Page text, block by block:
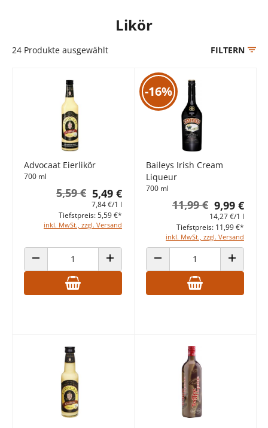
Likör
24 Produkte ausgewählt FILTERN
Advocaat Eierlikör
700 ml
5,49 €
5,59 €
7,84 €/1 l
inkl. MwSt., zzgl. Versand
Tiefstpreis: 5,59 €*
ANZAHL VERRINGERN ANZAHL ERHÖHEN
-16%
Baileys Irish Cream
Liqueur
700 ml
9,99 €
11,99 €
14,27 €/1 l
inkl. MwSt., zzgl. Versand
Tiefstpreis: 11,99 €*
ANZAHL VERRINGERN ANZAHL